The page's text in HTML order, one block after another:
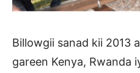
Billowgii sanad kii 2013
gareen Kenya, Rwanda